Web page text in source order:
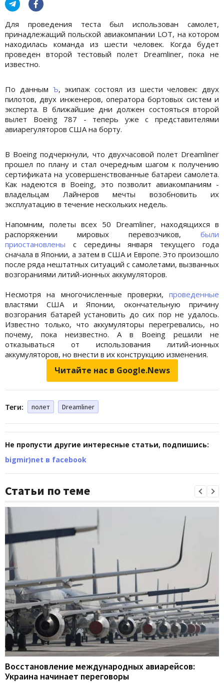
Для проведения теста был использован самолет,
принадлежащий польской авиакомпании LOT, на котором
находилась команда из шести человек. Когда будет
проведен второй тестовый полет Dreamliner, пока не
известно.
По данным Ъ, экипаж состоял из шести человек: двух
пилотов, двух инженеров, оператора бортовых систем и
эксперта. В ближайшие дни должен состояться второй
вылет Boeing 787 - теперь уже с представителями
авиарегуляторов США на борту.
В Boeing подчеркнули, что двухчасовой полет Dreamliner
прошел по плану и стал очередным шагом к получению
сертификата на усовершенствованные батареи самолета.
Как надеются в Boeing, это позволит авиакомпаниям -
владельцам Лайнеров мечты возобновить их
эксплуатацию в течение нескольких недель.
Напомним, полеты всех 50 Dreamliner, находящихся в
распоряжении мировых перевозчиков, были
приостановлены с середины января текущего года
сначала в Японии, а затем в США и Европе. Это произошло
после ряда нештатных ситуаций с самолетами, вызванных
возгораниями литий-ионных аккумуляторов.
Несмотря на многочисленные проверки, проведенные
властями США и Японии, окончательную причину
возгорания батарей установить до сих пор не удалось.
Известно только, что аккумуляторы перегревались, но
почему, пока неизвестно. А в Boeing решили не
отказываться от использования литий-ионных
аккумуляторов, но внести в их конструкцию изменения.
Читайте нас в Google.News
Теги: полет Dreamliner
Не пропусти другие интересные статьи, подпишись:
bigmir)net в facebook
Статьи по теме
Восстановление международных авиарейсов:
Украина начинает переговоры